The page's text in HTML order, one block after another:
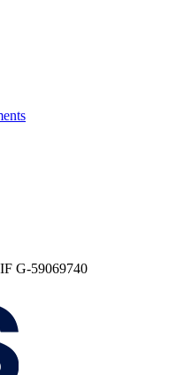
G-59069740